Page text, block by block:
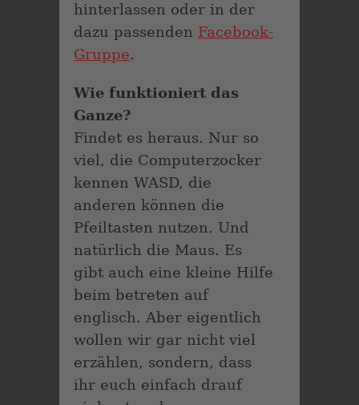
hinterlassen oder in der
dazu passenden Facebook-
Gruppe.
Wie funktioniert das
Ganze?
Findet es heraus. Nur so
viel, die Computerzocker
kennen WASD, die
anderen können die
Pfeiltasten nutzen. Und
natürlich die Maus. Es
gibt auch eine kleine Hilfe
beim betreten auf
englisch. Aber eigentlich
wollen wir gar nicht viel
erzählen, sondern, dass
ihr euch einfach drauf